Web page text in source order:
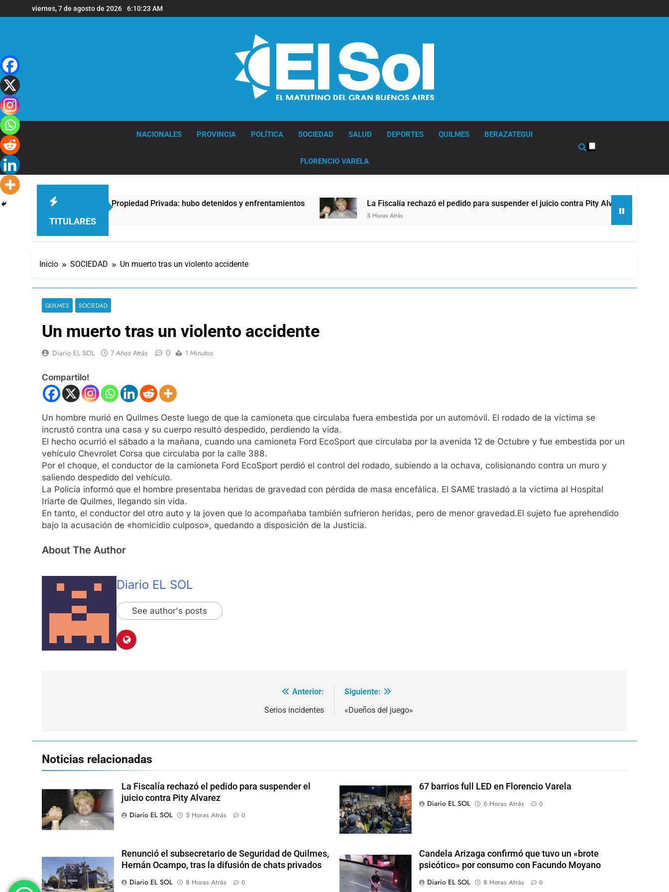
al
viernes, 7 de agosto de 2026 6:10:24 AM
NACIONALES PROVINCIA POLÍTICA SOCIEDAD SALUD DEPORTES QUILMES BERAZATEGUI
FLORENCIO VARELA
TITULARES
contra la Ley de Propiedad Privada: hubo detenidos y enfrentamientos La Fiscalía rechazó el pedido para suspender el juicio contra Pity Alvarez
5 Horas Atrás
Inicio SOCIEDAD Un muerto tras un violento accidente
QUILMES SOCIEDAD
Un muerto tras un violento accidente
Diario EL SOL 7 Años Atrás 0 1 Minutos
Compartilo!
Un hombre murió en Quilmes Oeste luego de que la camioneta que circulaba fuera embestida por un automóvil. El rodado de la víctima se
incrustó contra una casa y su cuerpo resultó despedido, perdiendo la vida.
El hecho ocurrió el sábado a la mañana, cuando una camioneta Ford EcoSport que circulaba por la avenida 12 de Octubre y fue embestida por un
vehículo Chevrolet Corsa que circulaba por la calle 388.
Por el choque, el conductor de la camioneta Ford EcoSport perdió el control del rodado, subiendo a la ochava, colisionando contra un muro y
saliendo despedido del vehículo.
La Policía informó que el hombre presentaba heridas de gravedad con pérdida de masa encefálica. El SAME trasladó a la víctima al Hospital
Iriarte de Quilmes, llegando sin vida.
En tanto, el conductor del otro auto y la joven que lo acompañaba también sufrieron heridas, pero de menor gravedad.El sujeto fue aprehendido
bajo la acusación de «homicidio culposo», quedando a disposición de la Justicia.
About The Author
Diario EL SOL
See author's posts
Anterior:
Serios incidentes
Siguiente:
«Dueños del juego»
Noticias relacionadas
La Fiscalía rechazó el pedido para suspender el
juicio contra Pity Alvarez
Diario EL SOL
5 Horas Atrás 0
67 barrios full LED en Florencio Varela
Diario EL SOL
6 Horas Atrás 0
Renunció el subsecretario de Seguridad de Quilmes,
Hernán Ocampo, tras la difusión de chats privados
Diario EL SOL
8 Horas Atrás 0
Candela Arizaga confirmó que tuvo un «brote
psicótico» por consumo con Facundo Moyano
Diario EL SOL
8 Horas Atrás 0